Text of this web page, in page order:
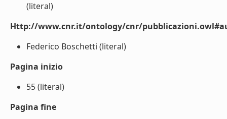
(literal)
Http://www.cnr.it/ontology/cnr/
Federico Boschetti (literal)
Pagina inizio
55 (literal)
Pagina fine